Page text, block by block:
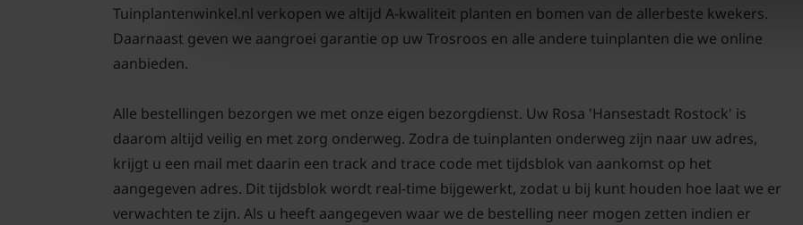
onderhouden
die de hele zomer de
hierbij te helpen,
geschreven met tips
struikrozen. Met
het snoeien en
Tuinplantenwinkel.nl verkopen we altijd A-kwaliteit planten en bomen van de allerbeste kwekers.
Daarnaast geven we aangroei garantie op uw Trosroos en alle andere tuinplanten die we online
aanbieden.
Alle bestellingen bezorgen we met onze eigen bezorgdienst. Uw Rosa 'Hansestadt Rostock' is
daarom altijd veilig en met zorg onderweg. Zodra de tuinplanten onderweg zijn naar uw adres,
krijgt u een mail met daarin een track and trace code met tijdsblok van aankomst op het
aangegeven adres. Dit tijdsblok wordt real-time bijgewerkt, zodat u bij kunt houden hoe laat we er
verwachten te zijn. Als u heeft aangegeven waar we de bestelling neer mogen zetten indien er